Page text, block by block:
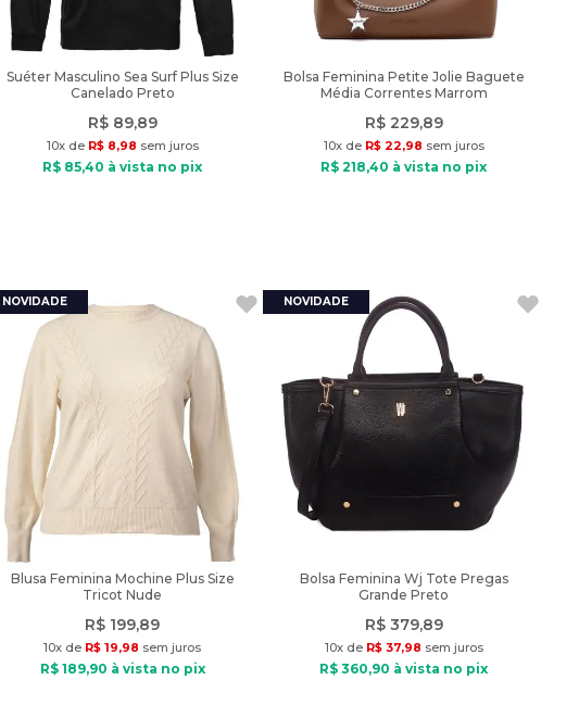
Suéter Masculino Sea Surf Plus Size
Canelado Preto
R$ 89,89
10x de R$ 8,98 sem juros
R$ 85,40 à vista no pix
Bolsa Feminina Petite Jolie Baguete
Média Correntes Marrom
R$ 229,89
10x de R$ 22,98 sem juros
R$ 218,40 à vista no pix
Blusa Feminina Mochine Plus Size
Tricot Nude
R$ 199,89
10x de R$ 19,98 sem juros
R$ 189,90 à vista no pix
Bolsa Feminina Wj Tote Pregas
Grande Preto
R$ 379,89
10x de R$ 37,98 sem juros
R$ 360,90 à vista no pix